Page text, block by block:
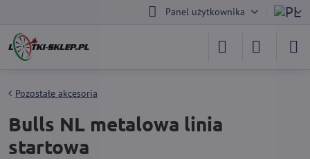
Panel użytkownika
Pozostałe akcesoria
Bulls NL metalowa linia
startowa